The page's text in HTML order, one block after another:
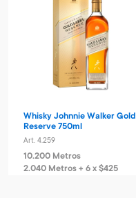
Whisky Johnnie Walker Gold
Reserve 750ml
Art. 4.259
10.200 Metros
2.040 Metros + 6 x $425